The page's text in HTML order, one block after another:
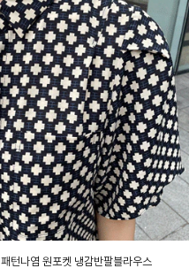
패턴나염 원포켓 냉감반팔블라우스